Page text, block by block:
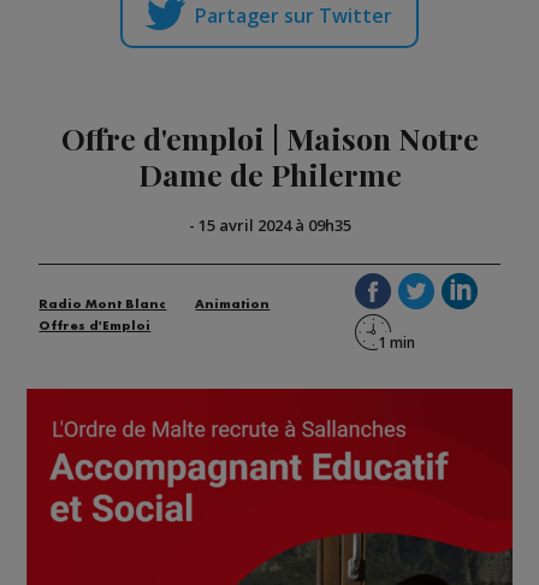
Partager sur Twitter
Offre d'emploi | Maison Notre
Dame de Philerme
- 15 avril 2024 à 09h35
Radio Mont Blanc
Animation
Offres d'Emploi